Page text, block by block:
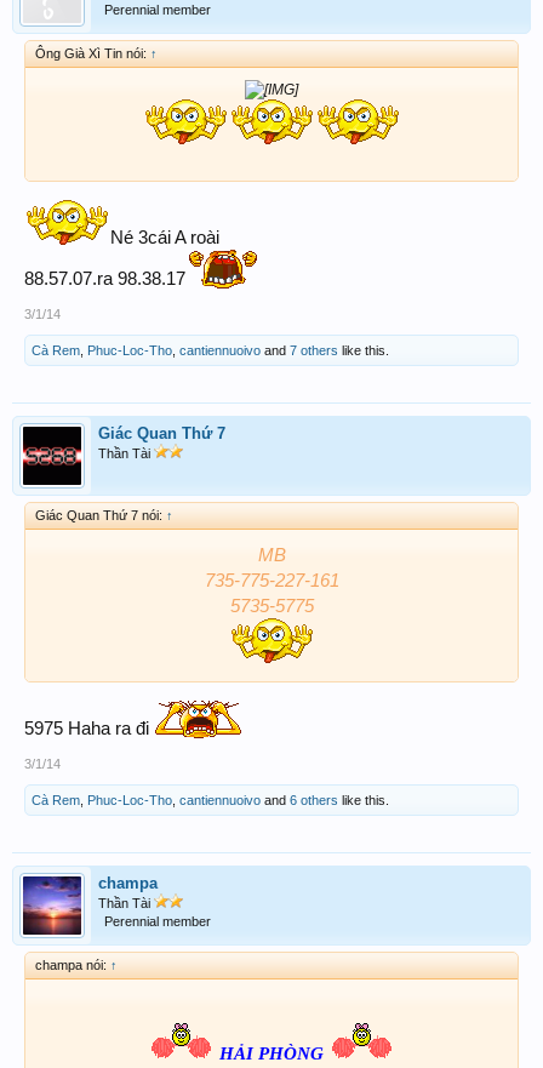
Perennial member
Ông Già Xì Tin nói: ↑
Né 3cái A roài
88.57.07.ra 98.38.17
3/1/14
Cà Rem Phuc-Loc-Tho cantiennuoivo and 7 others like this.
Giác Quan Thứ 7
Thần Tài
Giác Quan Thứ 7 nói: ↑
MB
735-775-227-161
5735-5775
5975 Haha ra đi
3/1/14
Cà Rem Phuc-Loc-Tho cantiennuoivo and 6 others like this.
champa
Thần Tài
Perennial member
champa nói: ↑
HẢI PHÒNG